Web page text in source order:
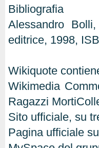
Bibliografia
Alessandro
editrice, 1998,
Wikiquote
Wikimedia
Ragazzi
Sito ufficiale, su
Pagina ufficiale